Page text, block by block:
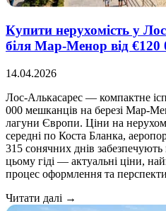
Купити нерухомість у
біля Мар-Менор від €120
14.04.2026
Лос-Алькасарес — компактне
000 мешканців на березі Мар-
лагуни Європи. Ціни на
середні по Коста Бланка,
315 сонячних днів
цьому гіді — актуальні ціни,
процес оформлення та
Читати далі →